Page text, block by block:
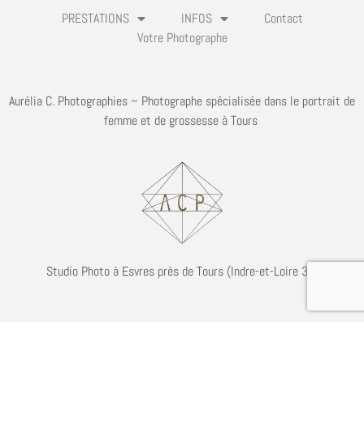
PRESTATIONS INFOS
Contact
Votre Photographe
Aurélia C. Photographies – Photographe spécialisée dans le portrait de
femme et de grossesse à Tours
Studio Photo à Esvres près de Tours (Indre-et-Loire 37)